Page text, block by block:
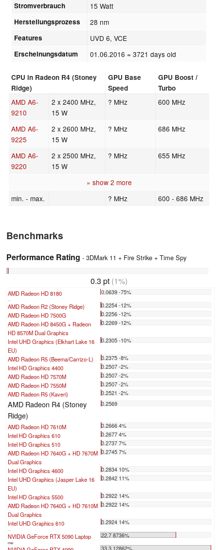
Stromverbrauch 15 Watt
Herstellungsprozess 28 nm
Features UVD 6, VCE
Erscheinungsdatum 01.06.2016 = 3721 days old
CPU in Radeon R4 (Stoney
Ridge)
GPU Base
Speed
GPU Boost /
Turbo
AMD A6-
9210
2 x 2400 MHz,
15 W
? MHz 600 MHz
AMD A6-
9225
2 x 2600 MHz,
15 W
? MHz 686 MHz
AMD A6-
9220
2 x 2500 MHz,
15 W
? MHz 655 MHz
» show 2 more
min. - max.
? MHz 600 - 686 MHz
Benchmarks
Performance Rating - 3DMark 11 + Fire Strike + Time Spy
0.3 pt (1%)
AMD Radeon HD 8180 0.0639 -75%
AMD Radeon R2 (Stoney Ridge)
0.2254 -12%
AMD Radeon HD 7500G
0.2256 -12%
AMD Radeon HD 8450G + Radeon
HD 8570M Dual Graphics
0.2269 -12%
Intel UHD Graphics (Elkhart Lake 16
EU)
0.2305 -10%
AMD Radeon R5 (Beema/Carrizo-L)
0.2375 -8%
Intel HD Graphics 4400
0.2507 -2%
AMD Radeon HD 7570M
0.2507 -2%
AMD Radeon HD 7550M
0.2507 -2%
AMD Radeon R5 (Kaveri)
0.2521 -2%
AMD Radeon R4 (Stoney
Ridge)
0.2569
AMD Radeon HD 7610M
0.2666 4%
Intel HD Graphics 610
0.2677 4%
Intel HD Graphics 510
0.2737 7%
AMD Radeon HD 7640G + HD 7670M
Dual Graphics
0.2745 7%
Intel HD Graphics 4600
0.2834 10%
Intel UHD Graphics (Jasper Lake 16
EU)
0.2842 11%
Intel HD Graphics 5500
0.2922 14%
AMD Radeon HD 7640G + HD 7610M
Dual Graphics
0.2922 14%
Intel UHD Graphics 610 0.2924 14%
NVIDIA GeForce RTX 5090 Laptop 22.7 8736%
max:
33.3 12862%